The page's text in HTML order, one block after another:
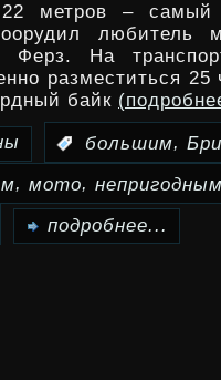
метров – самый
любитель
Ферз. На
разместиться 25
байк
большим,
, мото,
подробнее...